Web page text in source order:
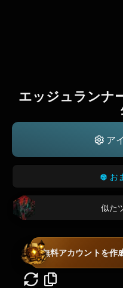
エッジュランナ
ア
お
似た
無料アカウントを作